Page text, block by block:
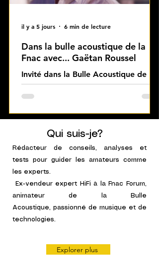
Dans la bulle acoustique de la
Fnac avec... Gaëtan Roussel
Invité dans la Bulle Acoustique de la
Fnac Forum des Halles par Qobuz,
l'artiste échange librement en
il y a 5 jours 6 min de lecture
Qui suis-je?
Rédacteur de conseils, analyses et
tests pour guider les amateurs comme
les experts.
Ex-vendeur expert HiFi à la Fnac Forum,
animateur de la Bulle
Acoustique, passionné de musique et de
technologies.
Explorer plus